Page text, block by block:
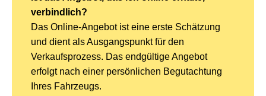
verbindlich?
Das Online-Angebot ist eine erste Schätzung
und dient als Ausgangspunkt für den
Verkaufsprozess. Das endgültige Angebot
erfolgt nach einer persönlichen Begutachtung
Ihres Fahrzeugs.